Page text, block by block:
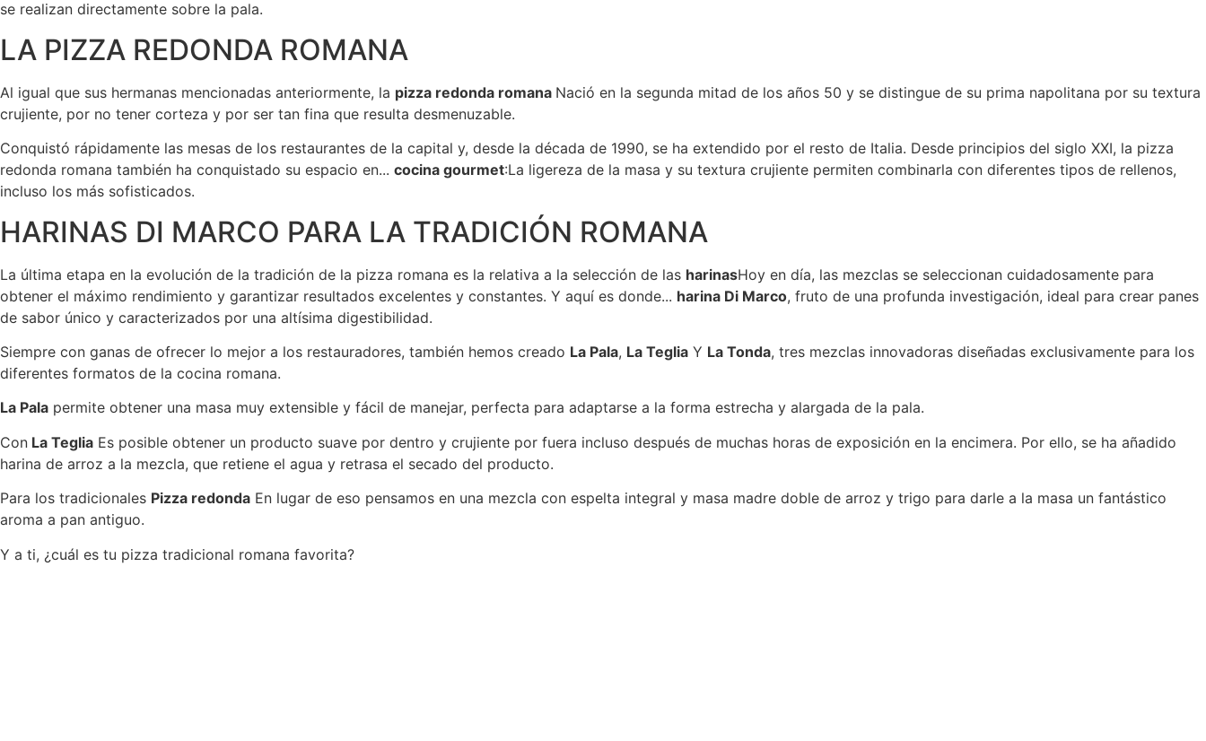
se realizan directamente sobre la pala.
LA PIZZA REDONDA ROMANA
Al igual que sus hermanas mencionadas anteriormente, la pizza redonda romana Nació en la segunda mitad de los años 50 y se distingue de su prima napolitana por su textura
crujiente, por no tener corteza y por ser tan fina que resulta desmenuzable.
Conquistó rápidamente las mesas de los restaurantes de la capital y, desde la década de 1990, se ha extendido por el resto de Italia. Desde principios del siglo XXI, la pizza
redonda romana también ha conquistado su espacio en... cocina gourmet:La ligereza de la masa y su textura crujiente permiten combinarla con diferentes tipos de rellenos,
incluso los más sofisticados.
HARINAS DI MARCO PARA LA TRADICIÓN ROMANA
La última etapa en la evolución de la tradición de la pizza romana es la relativa a la selección de las harinasHoy en día, las mezclas se seleccionan cuidadosamente para
obtener el máximo rendimiento y garantizar resultados excelentes y constantes. Y aquí es donde... harina Di Marco, fruto de una profunda investigación, ideal para crear panes
de sabor único y caracterizados por una altísima digestibilidad.
Siempre con ganas de ofrecer lo mejor a los restauradores, también hemos creado La Pala, La Teglia Y La Tonda, tres mezclas innovadoras diseñadas exclusivamente para los
diferentes formatos de la cocina romana.
La Pala permite obtener una masa muy extensible y fácil de manejar, perfecta para adaptarse a la forma estrecha y alargada de la pala.
Con La Teglia Es posible obtener un producto suave por dentro y crujiente por fuera incluso después de muchas horas de exposición en la encimera. Por ello, se ha añadido
harina de arroz a la mezcla, que retiene el agua y retrasa el secado del producto.
Para los tradicionales Pizza redonda En lugar de eso pensamos en una mezcla con espelta integral y masa madre doble de arroz y trigo para darle a la masa un fantástico
aroma a pan antiguo.
Y a ti, ¿cuál es tu pizza tradicional romana favorita?